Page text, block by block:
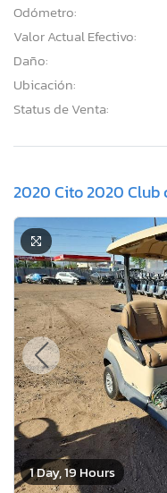
Odómetro:
Valor Actual Efectivo:
Daño:
Ubicación:
Status de Venta:
2020 Cito 2020 Club
1 Day, 19 Hours